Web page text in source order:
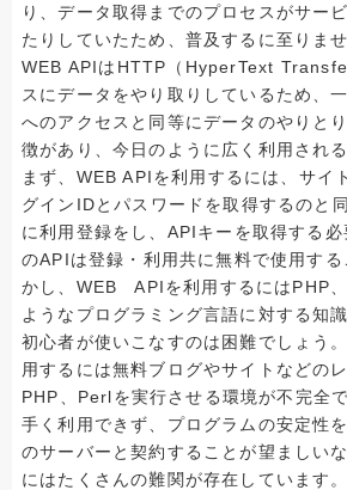
り、データ取得までのプロセスがサー
たりしていたため、普及するに至りま
WEB APIはHTTP（HyperText
スにデータをやり取りしているため、
へのアクセスと同等にデータのやりと
徴があり、今日のように広く利用され
まず、WEB APIを利用するには、サイ
グインIDとパスワードを取得するのと
に利用登録をし、APIキーを取得する必
のAPIは登録・利用共に無料で使用す
かし、WEB APIを利用するにはPHP
ようなプログラミング言語に対する知
初心者が使いこなすのは困難でしょう
用するには無料ブログやサイトなどの
PHP、Perlを実行させる環境が不完全
手く利用できず、プログラムの安定性
のサーバーと契約することが望ましい
にはたくさんの難関が存在しています